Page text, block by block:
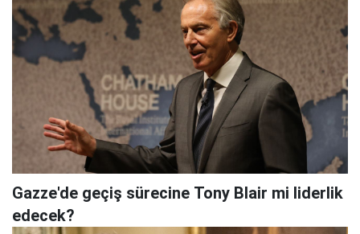
Gazze'de geçiş sürecine Tony Blair mi liderlik
edecek?